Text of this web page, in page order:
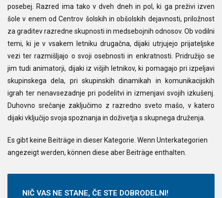
posebej. Razred ima tako v dveh dneh in pol, ki ga preživi izven
šole v enem od Centrov šolskih in obšolskih dejavnosti, priložnost
za graditev razredne skupnosti in medsebojnih odnosov. Ob vodilni
temi, ki je v vsakem letniku drugačna, dijaki utrjujejo prijateljske
vezi ter razmišljajo o svoji osebnosti in enkratnosti. Pridružijo se
jim tudi animatorji, dijaki iz višjih letnikov, ki pomagajo pri izpeljavi
skupinskega dela, pri skupinskih dinamikah in komunikacijskih
igrah ter nenavsezadnje pri podelitvi in izmenjavi svojih izkušenj.
Duhovno srečanje zaključimo z razredno sveto mašo, v katero
dijaki vključijo svoja spoznanja in doživetja s skupnega druženja.
Es gibt keine Beiträge in dieser Kategorie. Wenn Unterkategorien
angezeigt werden, können diese aber Beiträge enthalten.
NIČ VAS NE STANE, ČE STE DOBRODELNI!